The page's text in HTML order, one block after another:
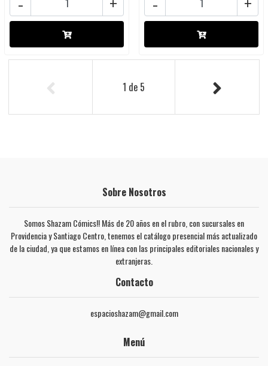
1 de 5
Sobre Nosotros
Somos Shazam Cómics!! Más de 20 años en el rubro, con sucursales en
Providencia y Santiago Centro, tenemos el catálogo presencial más actualizado
de la ciudad, ya que estamos en línea con las principales editoriales nacionales y
extranjeras.
Contacto
espacioshazam@gmail.com
Menú